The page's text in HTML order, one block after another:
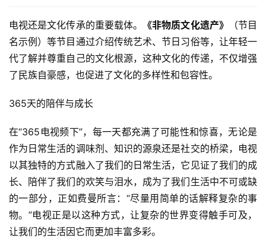
电视还是文化传承的重要载体。 《非物质文化遗产》
（节目
名示例）等节目通过介绍传统艺术、节日习俗等，让年轻一
代了解并尊重自己的文化根源，这种文化的传递，不仅增强
了民族自豪感，也促进了文化的多样性和包容性。
365天的陪伴与成长
在“365电视频下”，每一天都充满了可能性和惊喜，无论是
作为日常生活的调味剂、知识的源泉还是社交的桥梁，电视
以其独特的方式融入了我们的日常生活，它见证了我们的成
长、陪伴了我们的欢笑与泪水，成为了我们生活中不可或缺
的一部分，正如费曼所言：“尽量用简单的话解释复杂的事
物。”电视正是以这种方式，让复杂的世界变得触手可及，
让我们的生活因它而更加丰富多彩。